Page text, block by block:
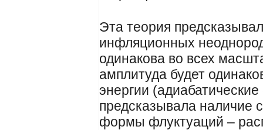
Эта теория
инфляционных
одинакова во всех
амплитуда будет
энергии
предсказывала наличие
формы флуктуаций –